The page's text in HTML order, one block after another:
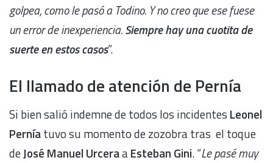
golpea, como le pasó a Todino. Y no creo que ese fuese
un error de inexperiencia.Siempre hay una cuotita de
suerte en estos casos”.
El llamado de atención de Pernía
Si bien salió indemne de todos los incidentes Leonel
Perníatuvo su momento de zozobra tras el toque
deJosé Manuel UrceraaEsteban Gini. “Le pasé muy